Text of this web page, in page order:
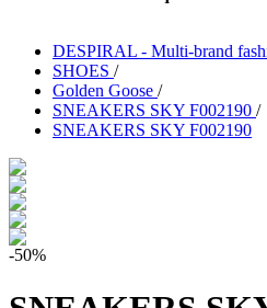
DESPIRAL - Multi-brand
SHOES /
Golden Goose /
SNEAKERS SKY F002190 /
SNEAKERS SKY F002190
-50%